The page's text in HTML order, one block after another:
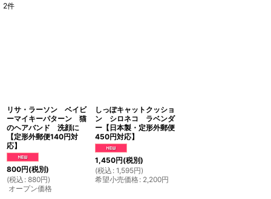
2件
リサ・ラーソン ベイビ
ーマイキーパターン 猫
のヘアバンド 洗顔に
【定形外郵便140円対
応】
800円(税別)
(税込 : 880円)
オープン価格
しっぽキャットクッショ
ン シロネコ ラベンダ
ー【日本製・定形外郵便
450円対応】
1,450円(税別)
(税込 : 1,595円)
希望小売価格: 2,200円